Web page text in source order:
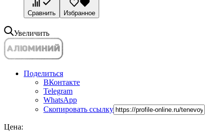
Сравнить Избранное
Увеличить
Поделиться
ВКонтакте
Telegram
WhatsApp
Скопировать ссылку
Цена: